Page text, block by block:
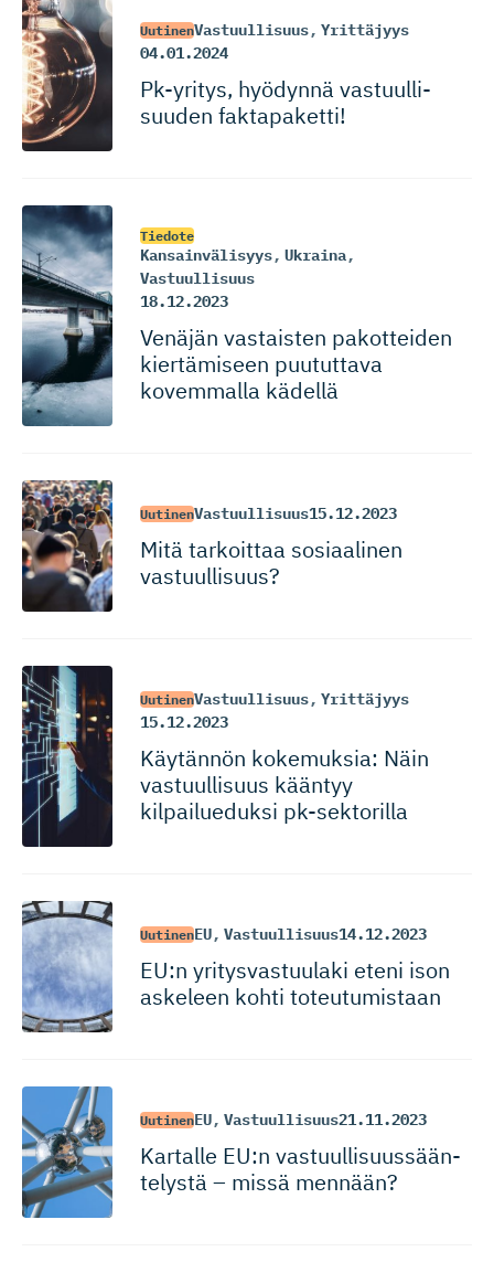
UutinenVastuullisuus, Yrittäjyys
04.01.2024
Pk-yritys, hyödynnä vastuulli­
suuden faktapaketti!
Tiedote
Kansainvälisyys, Ukraina,
Vastuullisuus
18.12.2023
Venäjän vastaisten pakotteiden
kiertämiseen puututtava
kovemmalla kädellä
UutinenVastuullisuus15.12.2023
Mitä tarkoittaa sosiaalinen
vastuullisuus?
UutinenVastuullisuus, Yrittäjyys
15.12.2023
Käytännön kokemuksia: Näin
vastuullisuus kääntyy
kilpailueduksi pk-sektorilla
UutinenEU, Vastuullisuus14.12.2023
EU:n yritysvas­tuulaki eteni ison
askeleen kohti toteutumistaan
UutinenEU, Vastuullisuus21.11.2023
Kartalle EU:n vastuulli­suus­sään­
telystä – missä mennään?